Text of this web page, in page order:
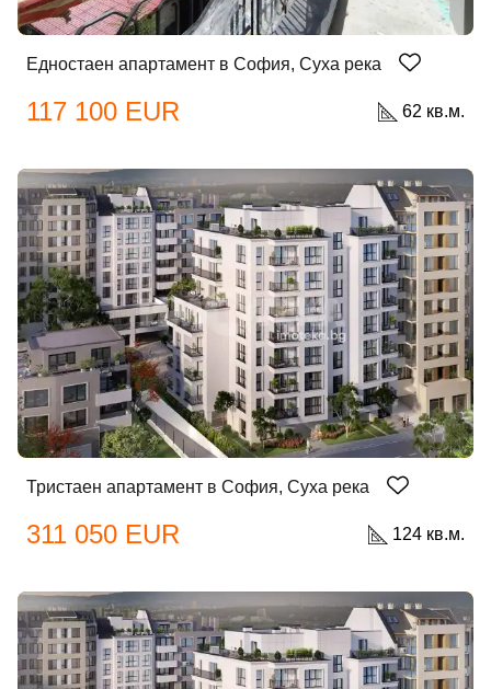
Едностаен апартамент в София, Суха река
117 100 EUR 62 кв.м.
Тристаен апартамент в София, Суха река
311 050 EUR 124 кв.м.